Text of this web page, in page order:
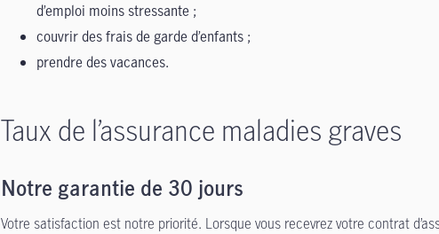
d’emploi moins stressante ;
couvrir des frais de garde d’enfants ;
prendre des vacances.
Taux de l’assurance maladies graves
Notre garantie de 30 jours
Votre satisfaction est notre priorité. Lorsque vous recevrez votre contrat